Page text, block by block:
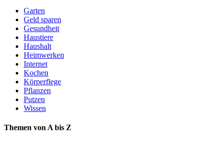
Garten
Geld sparen
Gesundheit
Haustiere
Haushalt
Heimwerken
Internet
Kochen
Körperflege
Pflanzen
Putzen
Wissen
Themen von A bis Z